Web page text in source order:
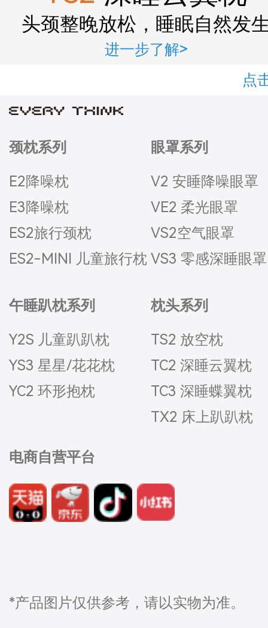
头颈整晚放松，睡眠自然发
进一步了解>
点
颈枕系列
E2降噪枕
E3降噪枕
ES2旅行颈枕
ES2-MINI 儿童旅行枕
眼罩系列
V2 安睡降噪眼罩
VE2 柔光眼罩
VS2空气眼罩
VS3 零感深睡眼罩
午睡趴枕系列
Y2S 儿童趴趴枕
YS3 星星/花花枕
YC2 环形抱枕
枕头系列
TS2 放空枕
TC2 深睡云翼枕
TC3 深睡蝶翼枕
TX2 床上趴趴枕
电商自营平台
*产品图片仅供参考，请以实物为准。